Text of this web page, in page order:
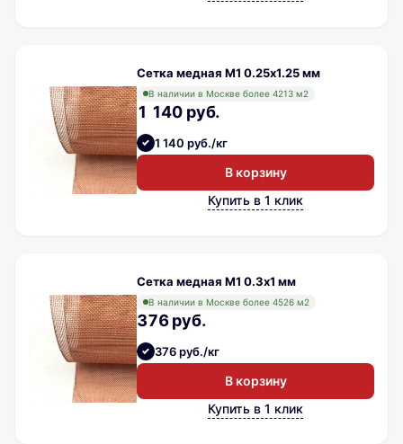
Сетка медная М1 0.25х1.25 мм
В наличии в Москве более 4213 м2
1 140 руб.
1 140 руб./кг
В корзину
Купить в 1 клик
Сетка медная М1 0.3х1 мм
В наличии в Москве более 4526 м2
376 руб.
376 руб./кг
В корзину
Купить в 1 клик